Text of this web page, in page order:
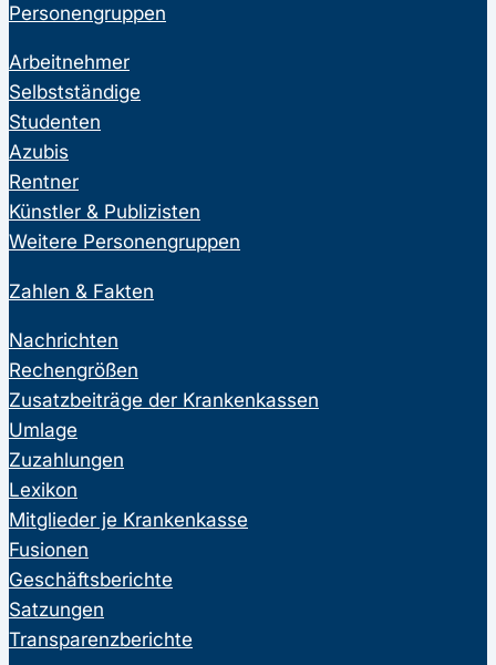
Personengruppen
Arbeitnehmer
Selbstständige
Studenten
Azubis
Rentner
Künstler & Publizisten
Weitere Personengruppen
Zahlen & Fakten
Nachrichten
Rechengrößen
Zusatzbeiträge der Krankenkassen
Umlage
Zuzahlungen
Lexikon
Mitglieder je Krankenkasse
Fusionen
Geschäftsberichte
Satzungen
Transparenzberichte